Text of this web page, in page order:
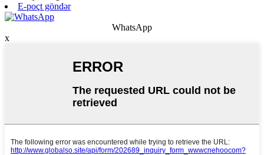
E-poçt göndər
WhatsApp
x